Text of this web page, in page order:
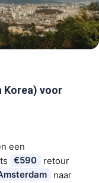
Korea) voor
een
€590
retour
naar